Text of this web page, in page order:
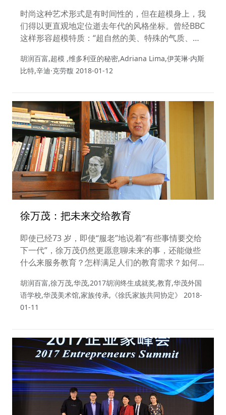
时尚这种艺术形式是有时间性的，但在超模身上，我
们得以更直观地定位逝去年代的风格坐标。曾经BBC
这样形容超模特质：“超自然的美、特殊的气质、永
有着强韧的柔软。”
胡润百富,超模 ,维多利亚的秘密,Adriana Lima,伊芙琳·内斯
比特,辛迪·克劳馥 2018-01-12
徐万茂：把未来交给教育
即使已经73 岁，即使“服老”地说着“有些事情要交给
下一代”，徐万茂仍然更愿意聊未来的事，还能做些
什么来服务教育？怎样满足人们的教育需求？如何提
题。“我们会坚定华茂教育的大目标，然后‘八仙过
海，各显神通’地办好‘人民的学校’。”这位“2017胡润
终生成就奖”的获得者如是解读他与华茂的教育使
胡润百富,徐万茂,华茂,2017胡润终生成就奖,教育,华茂外国
语学校,华茂美术馆,家族传承,《徐氏家族共同协定》
2018-
01-11